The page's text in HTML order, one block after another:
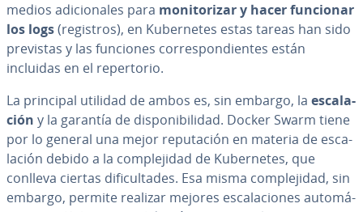
medios adi­cio­na­les para mo­ni­to­ri­zar y hacer funcionar
los logs(registros), en Ku­be­r­ne­tes estas tareas han sido
previstas y las funciones co­rre­s­po­n­die­n­tes están
incluidas en el re­pe­r­to­rio.
La principal utilidad de ambos es, sin embargo, la es­ca­la­
ción y la garantía de di­s­po­ni­bi­li­dad. Docker Swarm tiene
por lo general una mejor repu­tación en materia de es­ca­
la­ción debido a la co­m­ple­ji­dad de Ku­be­r­ne­tes, que
conlleva ciertas di­fi­cu­l­ta­des. Esa misma co­m­ple­ji­dad, sin
embargo, permite realizar mejores es­ca­la­cio­nes au­to­má­